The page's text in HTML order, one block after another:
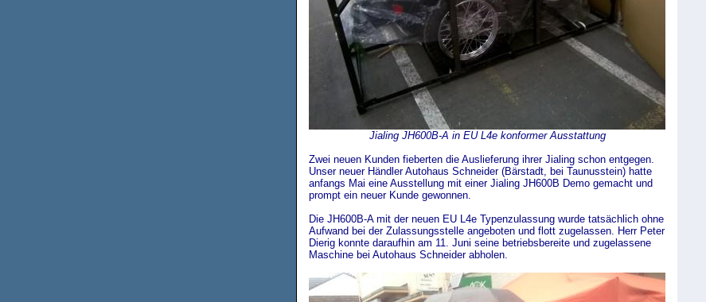
Jialing JH600B-A in EU L4e konformer Ausstattung
Zwei neuen Kunden fieberten die Auslieferung ihrer Jialing schon entgegen.
Unser neuer Händler Autohaus Schneider (Bärstadt, bei Taunusstein) hatte
anfangs Mai eine Ausstellung mit einer Jialing JH600B Demo gemacht und
prompt ein neuer Kunde gewonnen.
Die JH600B-A mit der neuen EU L4e Typenzulassung wurde tatsächlich ohne
Aufwand bei der Zulassungsstelle angeboten und flott zugelassen. Herr Peter
Dierig konnte daraufhin am 11. Juni seine betriebsbereite und zugelassene
Maschine bei Autohaus Schneider abholen.